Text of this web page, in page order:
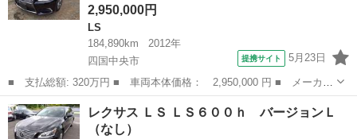
2,950,000円
LS
184,890km
2012年
四国中央市
提携サイト 5月23日
■ 支払総額: 320万円 ■ 車両本体価格： 2,950,000 円 ■ メーカー
名： レクサス ■ 車種名： ＬＳ ■ グレード名： ＬＳ６００ｈ
Ｌ エグゼクティブパッケージ ４人乗り ■ 排気量： 5000cc
■ ...
愛媛 四国中央市
レクサス ＬＳ ＬＳ６００ｈ バージョンＬ
（なし）